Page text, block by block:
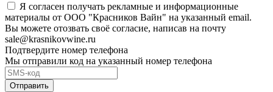
Я согласен получать рекламные и информационные
материалы от ООО "Красников Вайн" на указанный email.
Вы можете отозвать своё согласие, написав на почту
sale@krasnikovwine.ru
Подтвердите номер телефона
Мы отправили код на указанный номер телефона
Отправить